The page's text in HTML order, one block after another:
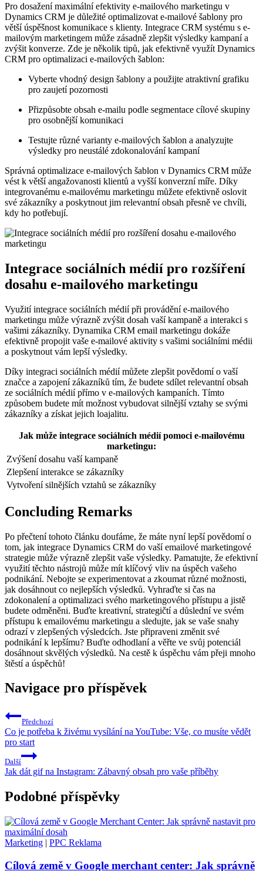
Pro dosažení maximální‌ efektivity e-mailového marketingu v
Dynamics CRM je důležité ​optimalizovat e-mailové šablony pro
větší úspěšnost komunikace s ​klienty. Integrace⁢ CRM systému s e-
mailovým marketingem může zásadně zlepšit výsledky kampaní a
zvýšit ⁣konverze. Zde je několik tipů, ‍jak efektivně využít Dynamics
CRM ⁤pro‌ optimalizaci e-mailových šablon:
Vyberte vhodný ‌design ⁤šablony⁣ a použijte atraktivní grafiku ​
pro zaujetí pozornosti
Přizpůsobte obsah e-mailu podle segmentace cílové skupiny
pro osobnější komunikaci
Testujte různé varianty ​e-mailových šablon a‍ analyzujte
výsledky pro‍ neustálé zdokonalování kampaní
Správná optimalizace e-mailových šablon v Dynamics CRM může⁤
vést k větší angažovanosti klientů⁢ a vyšší konverzní míře. Díky
⁤integrovanému e-mailovému marketingu ⁢můžete efektivně oslovit
⁤své zákazníky a poskytnout jim relevantní obsah přesně ve chvíli,
kdy ho potřebují.
Integrace sociálních médií ⁤pro rozšíření
‍dosahu e-mailového marketingu
Využití⁤ integrace sociálních médií při provádění e-mailového
marketingu může výrazně zvýšit dosah​ vaší kampaně a interakci s
vašimi zákazníky. Dynamika CRM‍ email marketingu dokáže
efektivně ‌propojit vaše e-mailové⁣ aktivity ⁣s vašimi sociálními⁤ médii
a poskytnout vám lepší⁤ výsledky.
Díky integraci sociálních médií můžete ⁣zlepšit povědomí ‌o ⁢vaší
‌značce a zapojení zákazníků tím, že budete⁤ sdílet relevantní‌ obsah
ze sociálních médií přímo ​v e-mailových kampaních. Tímto
způsobem​ budete mít ⁤možnost ⁢vybudovat silnější vztahy se svými
zákazníky a získat ‌jejich loajalitu.
Jak může integrace sociálních médií pomoci e-mailovému
marketingu:
Zvýšení dosahu vaší kampaně
Zlepšení interakce se zákazníky
Vytvoření silnějších vztahů se zákazníky
Concluding Remarks
Po přečtení tohoto⁣ článku ⁤doufáme, že máte ⁢nyní lepší povědomí o
tom, jak integrace Dynamics CRM do vaší emailové marketingové
strategie může výrazně zlepšit vaše ‍výsledky. Pamatujte, ‌že efektivní
využití těchto nástrojů může mít klíčový vliv na úspěch vašeho
‍podnikání. Nebojte se experimentovat‍ a zkoumat různé možnosti,
jak dosáhnout co nejlepších výsledků.⁣ Vyhraďte ​si čas na
zdokonalení​ a optimalizaci ‍svého marketingového přístupu a jistě
budete odměněni. Buďte kreativní, strategičtí a důslední ve ​svém
přístupu ‌k emailovému marketingu a sledujte, jak se vaše snahy
odrazí v zlepšených výsledcích. Jste připraveni ‌změnit své
podnikání k lepšímu? Buďte odhodlaní a věřte ve svůj potenciál
dosáhnout ​skvělých výsledků. ​Na ⁣cestě ​k úspěchu vám přeji mnoho
štěstí a úspěchů!
Navigace pro příspěvek
Předchozí
Co je potřeba k živému vysílání na YouTube: Vše, co musíte vědět
pro start
Další
Jak dát gif na Instagram: Zábavný obsah pro vaše příběhy
Podobné příspěvky
Marketing | PPC Reklama
Cílová země v Google merchant center: Jak správně